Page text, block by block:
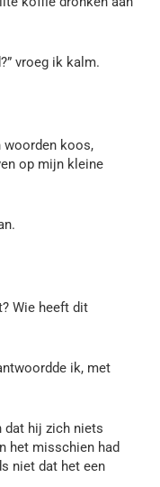
vroeg ik kalm.
woorden koos,
op mijn kleine
Wie heeft dit
ik, met
dat hij zich niets
het misschien had
niet dat het een